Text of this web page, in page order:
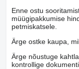
Enne ostu
müügipakkumise
petmiskatsele.
Ärge ostke kaupa,
Ärge nõustuge
kontrollige